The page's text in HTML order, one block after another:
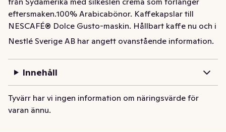
eftersmaken.100% Arabicabönor. Kaffekapslar till
NESCAFÉ® Dolce Gusto-maskin. Hållbart kaffe nu och i
framtiden.
toner av mogna körsbär. Ett fruktigt och kryddigt kaffe
eftersmaken.100% Arabicabönor. Kaffekapslar till
NESCAFÉ® Dolce Gusto-maskin. Hållbart kaffe nu och i
Nestlé Sverige AB har angett ovanstående information.
Innehåll
Tyvärr har vi ingen information om näringsvärde för
varan ännu.